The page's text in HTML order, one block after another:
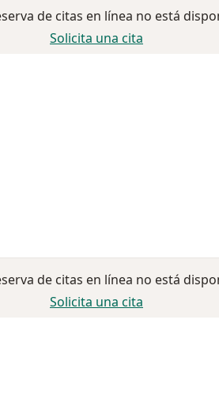
de citas en línea no está
Solicita una cita
de citas en línea no está
Solicita una cita